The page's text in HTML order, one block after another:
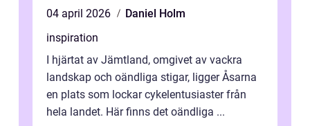
04 april 2026
Daniel Holm
inspiration
I hjärtat av Jämtland, omgivet av vackra
landskap och oändliga stigar, ligger Åsarna
en plats som lockar cykelentusiaster från
hela landet. Här finns det oändliga ...